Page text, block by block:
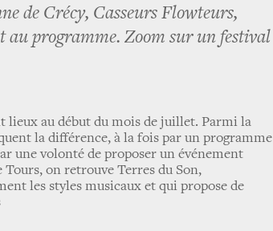
de Crécy, Casseurs Flowteurs,
au programme. Zoom sur un festival
lieux au début du mois de juillet. Parmi la
la différence, à la fois par un programme
une volonté de proposer un événement
on retrouve Terres du Son,
les styles musicaux et qui propose de